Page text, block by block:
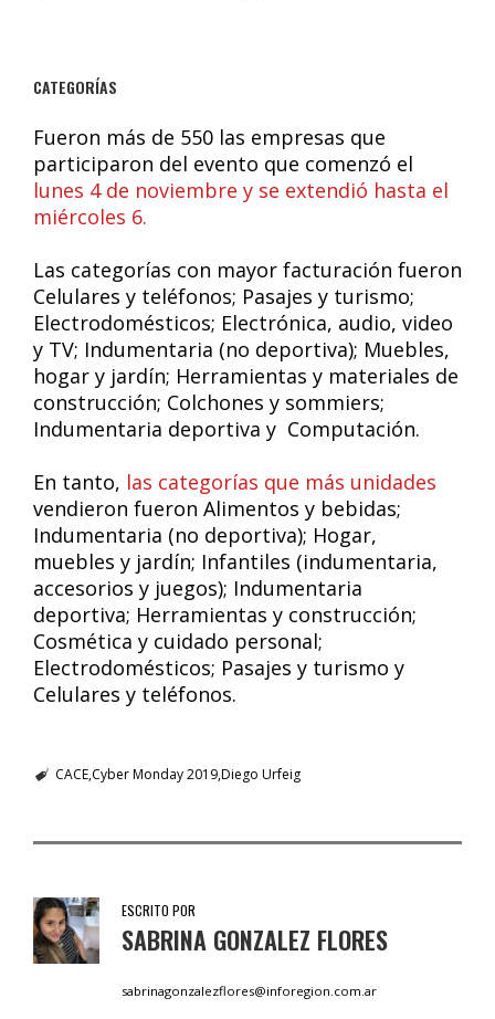
CATEGORÍAS
Fueron más de 550 las empresas que
participaron del evento que comenzó el
lunes 4 de noviembre y se extendió hasta el
miércoles 6.
Las categorías con mayor facturación fueron
Celulares y teléfonos; Pasajes y turismo;
Electrodomésticos; Electrónica, audio, video
y TV; Indumentaria (no deportiva); Muebles,
hogar y jardín; Herramientas y materiales de
construcción; Colchones y sommiers;
Indumentaria deportiva y Computación.
En tanto, las categorías que más unidades
vendieron fueron Alimentos y bebidas;
Indumentaria (no deportiva); Hogar,
muebles y jardín; Infantiles (indumentaria,
accesorios y juegos); Indumentaria
deportiva; Herramientas y construcción;
Cosmética y cuidado personal;
Electrodomésticos; Pasajes y turismo y
Celulares y teléfonos.
CACECyber Monday 2019Diego Urfeig
ESCRITO POR
SABRINA GONZALEZ FLORES
sabrinagonzalezflores@inforegion.com.ar